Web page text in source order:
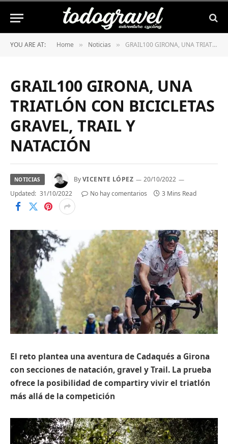
YOU ARE AT: Home » Noticias » GRAIL100 GIRONA, UNA TRIATLÓN CON BICICLETAS GRAVEL, TRAIL Y NATACIÓN
GRAIL100 GIRONA, UNA
TRIATLÓN CON BICICLETAS
GRAVEL, TRAIL Y
NATACIÓN
NOTICIAS ByVICENTE LÓPEZ
20/10/2022
Updated: 31/10/2022 No hay comentarios 3 Mins Read
El reto plantea una aventura de Cadaqués a Girona
con secciones de natación, gravel y Trail. La prueba
ofrece la posibilidad de compartiry vivir el triatlón
más allá de la competición